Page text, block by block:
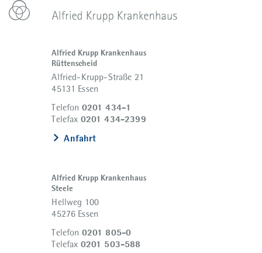
Alfried Krupp Krankenhaus
Rüttenscheid
Alfried-Krupp-Straße 21
45131 Essen
Telefon 0201 434-1
Telefax 0201 434-2399
Anfahrt
Alfried Krupp Krankenhaus
Steele
Hellweg 100
45276 Essen
Telefon 0201 805-0
Telefax 0201 503-588